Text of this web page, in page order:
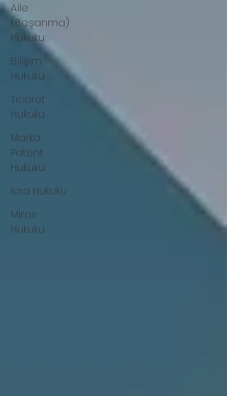
Aile
(Boşanma)
Hukuku
Bilişim
Hukuku
Ticaret
Hukuku
Marka
Patent
Hukuku
İcra Hukuku
Miras
Hukuku